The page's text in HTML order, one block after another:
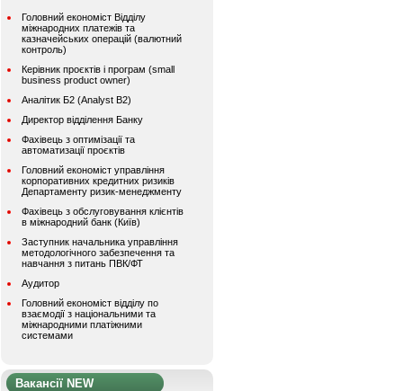
Головний економіст Відділу
міжнародних платежів та
казначейських операцій (валютний
контроль)
Керівник проєктів і програм (small
business product owner)
Аналітик Б2 (Analyst B2)
Директор відділення Банку
Фахівець з оптимізації та
автоматизації проєктів
Головний економіст управління
корпоративних кредитних ризиків
Департаменту ризик-менеджменту
Фахівець з обслуговування клієнтів
в міжнародний банк (Київ)
Заступник начальника управління
методологічного забезпечення та
навчання з питань ПВК/ФТ
Аудитор
Головний економіст відділу по
взаємодії з національними та
міжнародними платіжними
системами
Вакансії NEW